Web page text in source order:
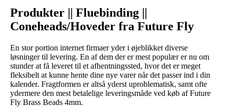
Produkter || Fluebinding ||
Coneheads/Hoveder fra Future Fly
En stor portion internet firmaer yder i øjeblikket diverse
løsninger til levering. En af dem der er mest populær er nu om
stunder at få leveret til et afhentningssted, hvor det er meget
fleksibelt at kunne hente dine nye varer når det passer ind i din
kalender. Fragtformen er altså yderst uproblematisk, samt ofte
ydermere den mest betalelige leveringsmåde ved køb af Future
Fly Brass Beads 4mm.